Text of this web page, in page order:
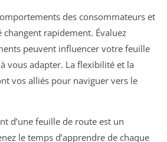
des consommateurs et
changent rapidement. Évaluez
peuvent influencer votre feuille
vous adapter. La flexibilité et la
vos alliés pour naviguer vers le
d’une feuille de route est un
le temps d’apprendre de chaque